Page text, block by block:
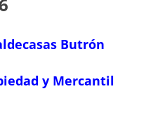
Butrón
y Mercantil